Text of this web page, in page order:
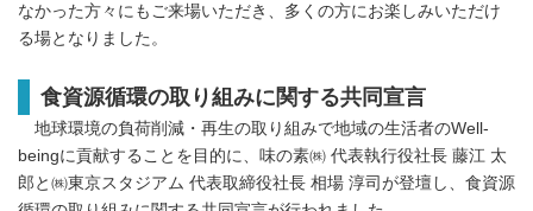
なかった方々にもご来場いただき、多くの方にお楽しみいただけ
る場となりました。
食資源循環の取り組みに関する共同宣言
地球環境の負荷削減・再生の取り組みで地域の生活者のWell-
beingに貢献することを目的に、味の素㈱ 代表執行役社長 藤江 太
郎と㈱東京スタジアム 代表取締役社長 相場 淳司が登壇し、食資源